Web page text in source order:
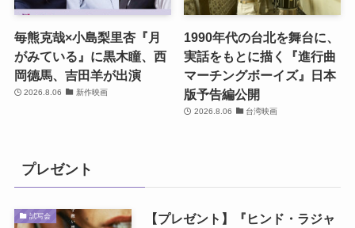
毎熊克哉×小島梨里杏『月
がみている』に黒木瞳、西
岡德馬、吉田羊が出演
2026.8.06 新作映画
1990年代の台北を舞台に、
実話をもとに描く『進行曲
マーチングボーイズ』日本
版予告編公開
2026.8.06 台湾映画
プレゼント
試写会
【プレゼント】『ヒンド・ラジャ